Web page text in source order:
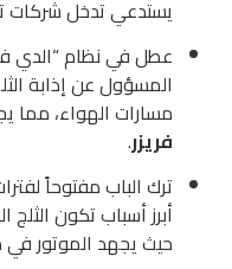
يستدعي تدخل شركات
عطل في نظام “الدي
المسؤول عن إذابة
مسارات الهواء، مما
فريزر.
ترك الباب مفتوحاً
أبرز أسباب تكون الثلج
حيث يجهد الموتور